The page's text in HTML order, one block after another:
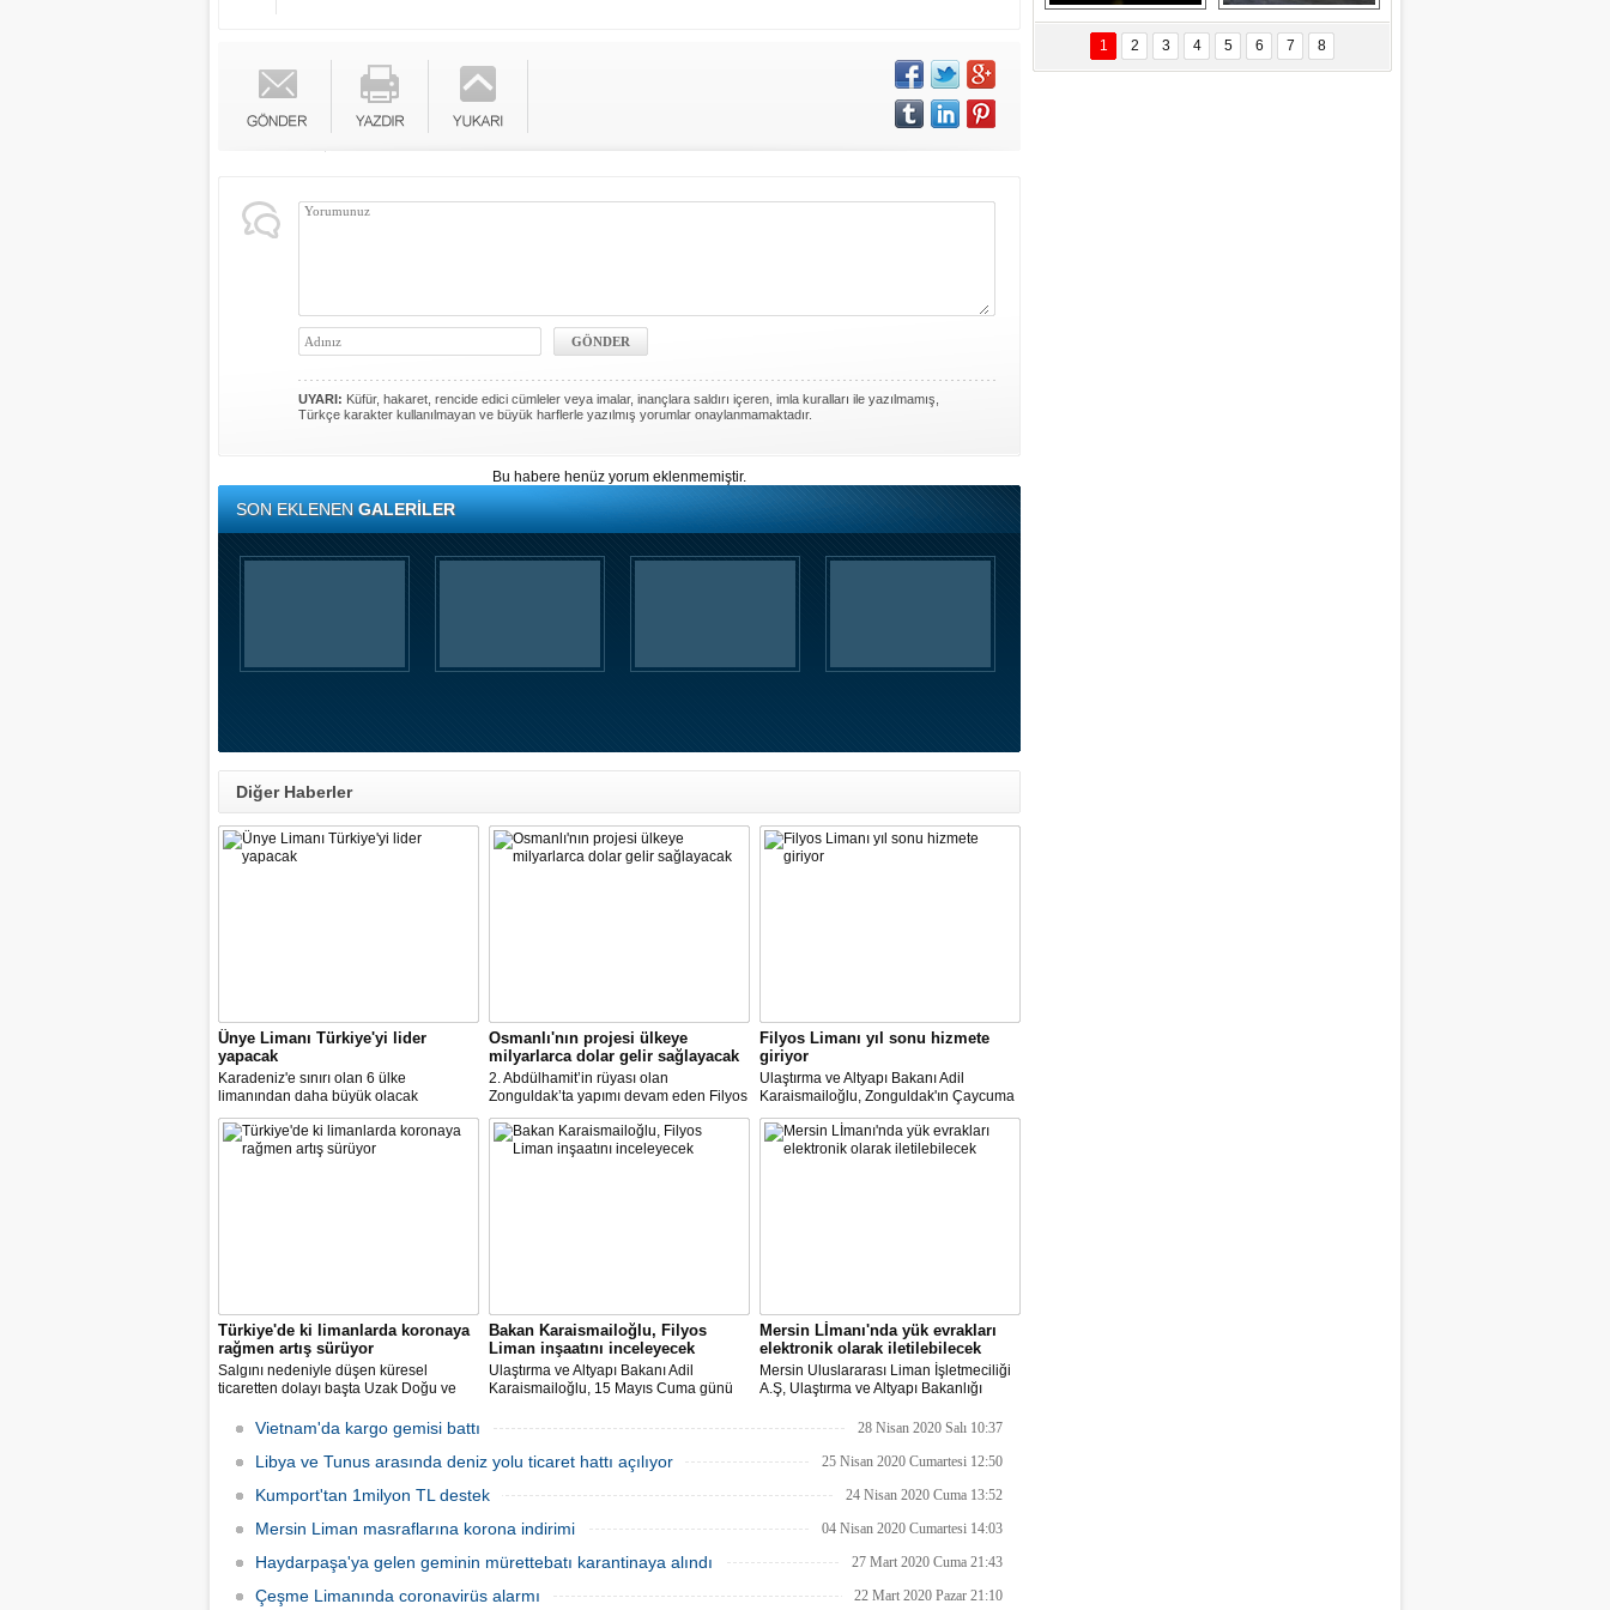
UYARI: Küfür, hakaret, rencide edici cümleler veya imalar, inançlara saldırı içeren, imla kuralları ile yazılmamış,
Türkçe karakter kullanılmayan ve büyük harflerle yazılmış yorumlar onaylanmamaktadır.
Bu habere henüz yorum eklenmemiştir.
SON EKLENENGALERİLER
Diğer Haberler
Ünye Limanı Türkiye'yi lider
yapacak
Karadeniz'e sınırı olan 6 ülke
limanından daha büyük olacak
konteyner limanı Ordu'da kuruluyor.
Ünye Port Projesi ile Türkiye, tüm
Karadeniz limanları içerisinde lider hale
Osmanlı'nın projesi ülkeye
milyarlarca dolar gelir sağlayacak
2. Abdülhamit’in rüyası olan
Zonguldak’ta yapımı devam eden Filyos
Projesi’nin liman inşaatında çalışmalar
sürüyor. Bölge ticareti ve sanayisine
büyük katkılar sağlayacak projenin
Filyos Limanı yıl sonu hizmete
giriyor
Ulaştırma ve Altyapı Bakanı Adil
Karaismailoğlu, Zonguldak'ın Çaycuma
ilçesine bağlı Filyos beldesinde yapımı
devam eden Filyos Limanı içerisinde
üretilen çelik kazık fabrikasını ziyaret
Türkiye'de ki limanlarda koronaya
rağmen artış sürüyor
Salgını nedeniyle düşen küresel
ticaretten dolayı başta Uzak Doğu ve
limanlar yük bulmakta zorlanırken,
salgının ağır etkilerinin hissedildiği
Nisan ayında da Türk limanlarındaki
Bakan Karaismailoğlu, Filyos
Liman inşaatını inceleyecek
Ulaştırma ve Altyapı Bakanı Adil
Karaismailoğlu, 15 Mayıs Cuma günü
Liman inşaatını yerinde inceleyecek.
Mersin Lİmanı'nda yük evrakları
elektronik olarak iletilebilecek
Mersin Uluslararası Liman İşletmeciliği
A.Ş, Ulaştırma ve Altyapı Bakanlığı
genelgesi doğrultusunda,sosyal
acentelerin, yük evrakını elektronik
Vietnam'da kargo gemisi battı 28 Nisan 2020 Salı 10:37
Libya ve Tunus arasında deniz yolu ticaret hattı açılıyor 25 Nisan 2020 Cumartesi 12:50
Kumport'tan 1milyon TL destek 24 Nisan 2020 Cuma 13:52
Mersin Liman masraflarına korona indirimi 04 Nisan 2020 Cumartesi 14:03
Haydarpaşa'ya gelen geminin mürettebatı karantinaya alındı 27 Mart 2020 Cuma 21:43
Çeşme Limanında coronavirüs alarmı 22 Mart 2020 Pazar 21:10
SEÇİL ÖZYANIK
Ne Değişti?
Delta uçağına
yıldırım çarptı
Ford Focus RS
(2015)
1 2 3 4 5 6 7 8